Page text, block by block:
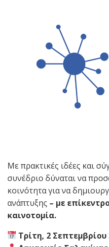
Με πρακτικές ιδέες και
συνέδριο δύναται να
κοινότητα για να
ανάπτυξης – με
καινοτομία.
Τρίτη, 2 Σεπτεμβρίου